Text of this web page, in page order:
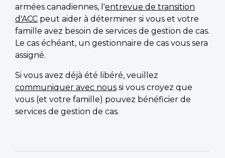
armées canadiennes, l'entrevue de transition
d'ACC peut aider à déterminer si vous et votre
famille avez besoin de services de gestion de cas.
Le cas échéant, un gestionnaire de cas vous sera
assigné.
Si vous avez déjà été libéré, veuillez
communiquer avec nous si vous croyez que
vous (et votre famille) pouvez bénéficier de
services de gestion de cas.